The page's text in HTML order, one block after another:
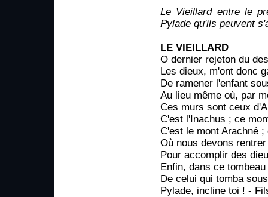
Le Vieillard entre le
Pylade qu'ils peuvent
LE VIEILLARD
O dernier rejeton du
Les dieux, m'ont donc
De ramener l'enfant
Au lieu même où, par
Ces murs sont ceux
C'est l'Inachus ; ce
C'est le mont Arachné
Où nous devons
Pour accomplir des
Enfin, dans ce
De celui qui tomba
Pylade, incline toi ! -